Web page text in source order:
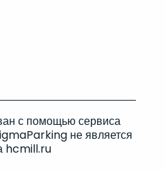
с помощью сервиса
не является
hcmill.ru